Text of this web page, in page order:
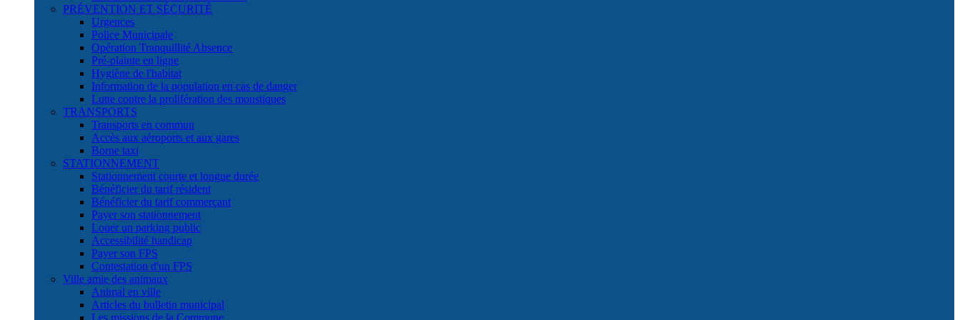
PRÉVENTION ET SÉCURITÉ
Urgences
Police Municipale
Opération Tranquillité Absence
Pré-plainte en ligne
Hygiène de l'habitat
Information de la population en cas de danger
Lutte contre la prolifération des moustiques
TRANSPORTS
Transports en commun
Accès aux aéroports et aux gares
Borne taxi
STATIONNEMENT
Stationnement courte et longue durée
Bénéficier du tarif résident
Bénéficier du tarif commerçant
Payer son stationnement
Louer un parking public
Accessibilité handicap
Payer son FPS
Contestation d'un FPS
Ville amie des animaux
Animal en ville
Articles du bulletin municipal
Les missions de la Commune